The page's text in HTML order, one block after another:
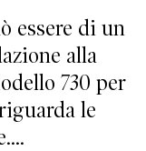
essere di un
alla
730 per
le